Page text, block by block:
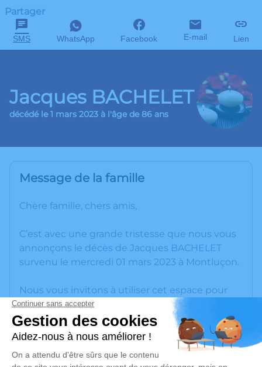
Partager
SMS WhatsApp Facebook E-mail Lien
Jacques BACHELET
décédé le 1 mars 2023 à l'âge de 86 ans
Message de la famille
Chère famille, chers amis,
C’est avec une grande tristesse que nous vous
annonçons le décès de Jacques BACHELET
survenu le mercredi 01 mars 2023 à Montluçon.
Nous vous invitons à utiliser cet espace pour
laisser vos condoléances, partager des photos
souvenirs, une anecdote ou exprimer vos
pensées à travers des poèmes ou des textes.
Cet endroit est un lieu d'expression dédié à
honorer la mémoire de Jacques BACHELET.